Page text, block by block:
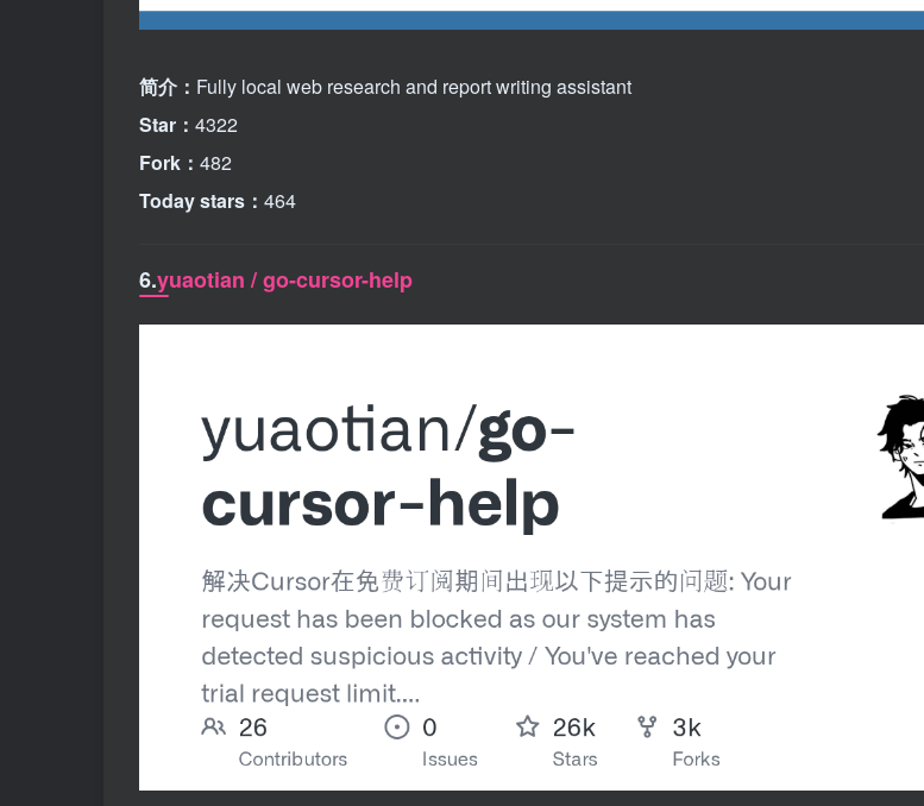
简介： Fully local web research and report writing assistant
Star： 4322
Fork： 482
Today stars： 464
6.yuaotian / go-cursor-help